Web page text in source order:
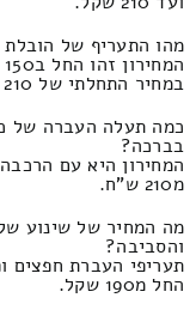
מהו התעריף של הובלת
במחיר התחלתי של 210 שקל.
כמה תעלה העברה של
בברכה?
המחירון היא עם
מ210 ש"ח.
מה המחיר של שינוע
והסביבה?
תעריפי העברת חפצים
החל מ190 שקל.